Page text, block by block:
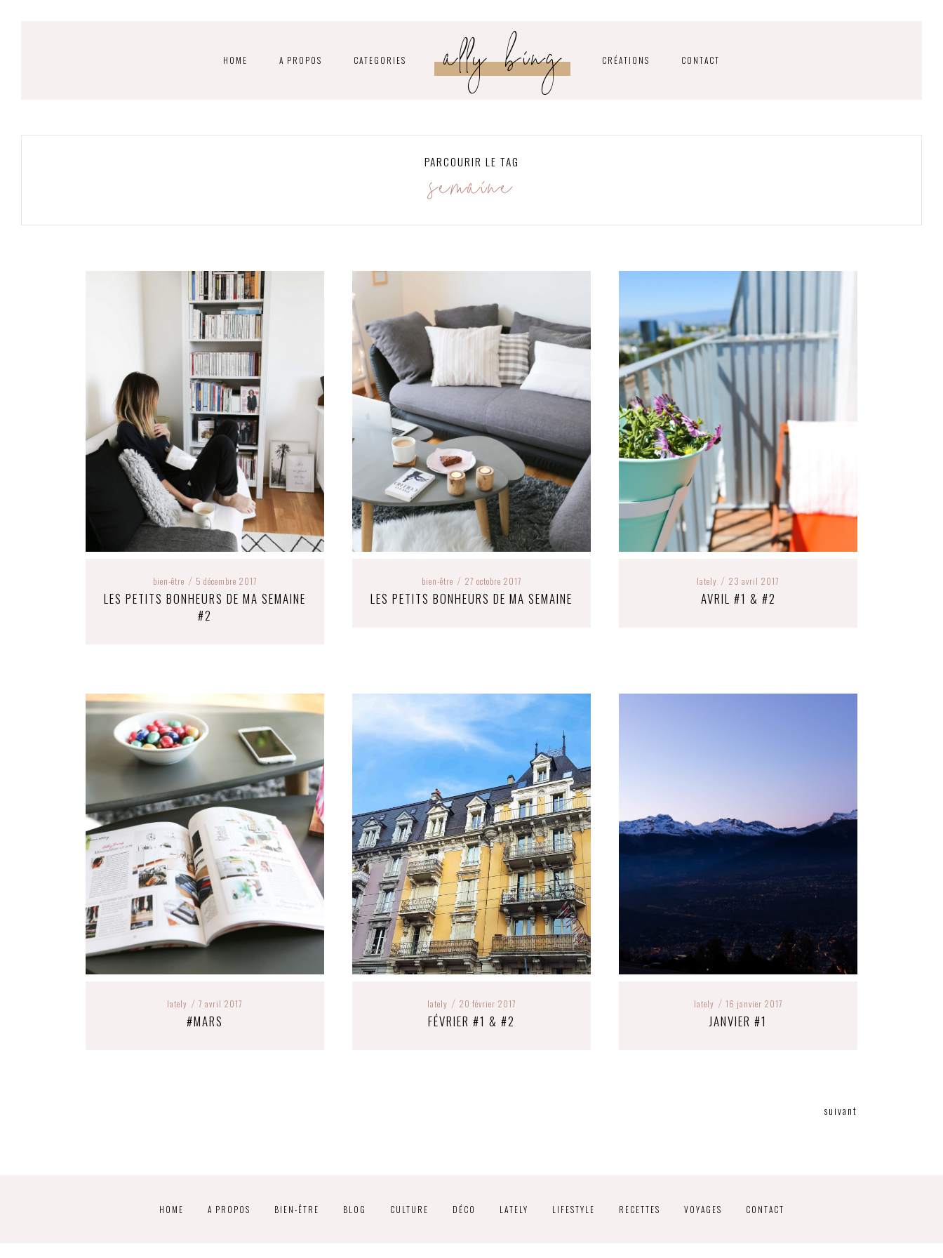
HOME A PROPOS CATEGORIES ally bing CRÉATIONS CONTACT
PARCOURIR LE TAG
semaine
bien-être / 5 décembre 2017
LES PETITS BONHEURS DE MA SEMAINE
#2
bien-être / 27 octobre 2017
LES PETITS BONHEURS DE MA SEMAINE
lately / 23 avril 2017
AVRIL #1 & #2
lately / 7 avril 2017
#MARS
lately / 20 février 2017
FÉVRIER #1 & #2
lately / 16 janvier 2017
JANVIER #1
suivant
HOME A PROPOS BIEN-ÊTRE BLOG CULTURE DÉCO LATELY LIFESTYLE RECETTES VOYAGES CONTACT